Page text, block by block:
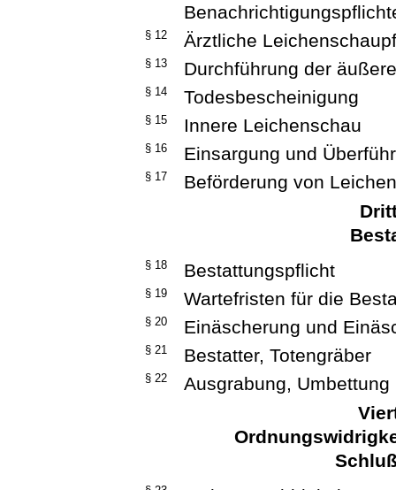
§ 12 Ärztliche
§ 13 Durchführung der
§ 14 Todesbescheinigung
§ 15 Innere Leichenschau
§ 16 Einsargung und
§ 17
Beförderung von
§ 18 Bestattungspflicht
§ 19 Wartefristen für die
§ 20 Einäscherung und
§ 21 Bestatter, Totengräber
§ 22
Ausgrabung, Umbettung